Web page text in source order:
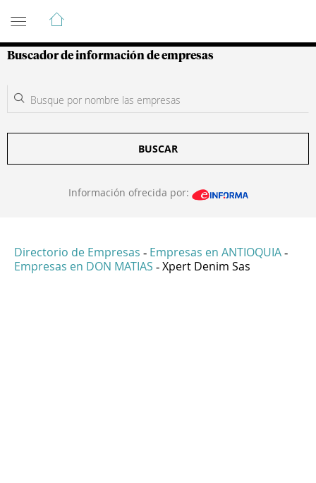
Guía de Empresas Colombianas
Buscador de información de empresas
BUSCAR
Información ofrecida por:
Directorio de Empresas - Empresas en ANTIOQUIA -
Empresas en DON MATIAS - Xpert Denim Sas